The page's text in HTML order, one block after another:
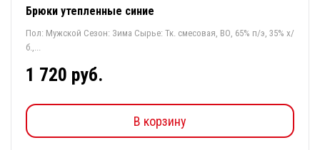
Брюки утепленные синие
Пол: Мужской Сезон: Зима Сырье: Тк. смесовая, ВО, 65% п/э, 35% х/
б.,...
1 720 руб.
В корзину